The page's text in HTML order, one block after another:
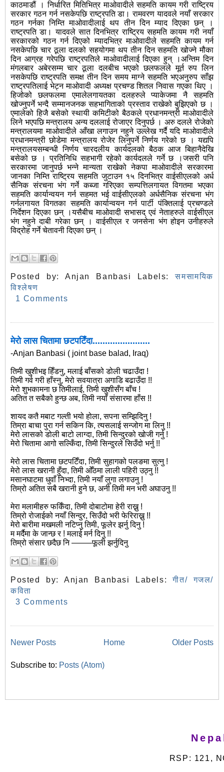
काठमाडौं । निर्धारित मितिभित्र माओवादीले सहमति कायम गरी राष्ट्रिय
सरकार गठन गर्न नसकेपछि राष्ट्रपति डा। रामवरण यादवले नयाँ सरकार
गठन गर्नका निम्ति माओवादीलाई थप तीन दिन म्याद दिएका छन् ।
राष्ट्रपति डा। यादवले सात दिनभित्र राष्ट्रिय सहमति कायम गरी नयाँ
सरकारको गठन गर्न दिएको म्यादभित्र माओवादीले सहमति कायम गर्न
नसकेपछि चार ठूला दलको सहयोगमा थप तीन दिन सहमति खोज्ने मौका
दिन आग्रह गरेपछि राष्ट्रपतिले माओवादीलाई दिएका हुन् ।अन्तिम दिन
मंगलबार अबेरसम्म चार ठूला दलबीच भएको छलफलले मूर्त रुप लिन
नसकेपछि राष्ट्रपति समक्ष तीन दिन समय माग्ने सहमति भएअनुरुप साँझ
राष्ट्रपतिलाई भेट्न माओवादी अध्यक्ष प्रचण्ड शितल निवास गएका थिए ।
हिजोको छलफलमा एमालेलगायतका दलहरुले प्याकेजमा नै सहमति
खोज्नुपर्ने भन्दै सम्मानजनक सहभागिताको प्रस्ताव राखेको बुझिएको छ ।
एमालेको हिजै बसेको स्थायी कमिटीको बैठकले प्रधानमन्त्री माओवादीले
लिने भएपछि मन्त्रालय अन्य दललाई रोजाएर दिनुपर्छ । अरु दलले रोजेको
मन्त्रालयमा माओवादीले आँखा लगाउन नहुने उल्लेख गर्दै यदि माओवादीले
प्रधानमन्त्री छोडेमा मन्त्रालय रोजेर लिनुपर्ने निर्णय गरेको छ । यद्यपि
मन्त्रालयसम्बन्धी निर्णय चारदलीय कार्यदलको बैठक आज बिहानैदेखि
बसेको छ । प्रतिनिधि सहभागी रहेको कार्यदलले गर्ने छ ।जसरी पनि
सरकारमा जानुपर्छ भन्ने मान्यता राखेको नेकपा माओवादीले सरकारमा
जानका निम्ति राष्ट्रिय सहमति जुटाउन १५ दिनभित्र वाईसीएलको अर्ध
सैनिक संरचना भंग गर्ने कब्जा गरिएका सम्पत्तिलगायत विगतमा भएका
सहमति कार्यान्वयन गर्न सहमत भई वाईसीएलको अर्धसैनिक संरचना भंग
गर्नलगायत विगतका सहमति कार्यान्वयन गर्न पार्टी पंक्तिलाई प्रचण्डले
निर्देशन दिएका छन् ।यसैबीच माओवादी सभासद् एवं नेताहरुले वाईसीएल
भंग नहुने दाबी गरेका छन् । वाईसीएल र जनसेना भंग होइन उनीहरुले
विद्रोह गर्ने चेतावनी दिएका छन् ।
Posted by:Anjan Banbasi Labels:समसामयिक
विश्लेषण
1 Comments
मेरो लास चितामा छटपटिँदा.......................
-Anjan Banbasi ( joint base balad, Iraq)
तिमी खुशीभइ हिँडनु, मलाई बाँसको डोली चढाउँदा !
तिमी गर्व गरी हाँस्नु, मेरो सवयात्रा अगाडि बढाउँदा !!
मेरो शुभकामना छ तिमीलाई, तिमी खुशीसँग बाँच !
अतित त सबैको हुन्छ अब, तिमी नयाँ संसारमा हाँस !!
शायद कतै मबाट गल्ती भयो होला, सपना सम्झिदिनु !
तिम्रा बाचा पुरा गर्न सकिन कि, त्यसलाई सन्जोग मा लिनु !!
मेरो लासको डोली बाटो लाग्दा, तिमी सिन्दुरको खोजी गर्नु !
मेरो चितामा आगो सल्किँदा, तिमी सिन्दुरले सिउँदो भर्नु !!
मेरो लास चितामा छटपटिँदा, तिमी सुहागको पलङमा सुत्नु !
मेरो लास खरानी हुँदा, तिमी ओँठमा लाली पहिरी उठ्नु !!
मसानघाटमा धुवाँ निभ्दा, तिमी नयाँ लुगा लगाउनु !
तिम्रो अतित सबै खरानी हुने छ, अनी तिमी मन भरी अघाउनु !!
मेरा मलामीहरु फर्किँदा, तिमी दोबाटोमा हेरी राख्नु !
तिम्रो रोजाईको नयाँ सिन्दुर, सिउँदो भरी फेरिराख्नु !!
मेरो बारीमा मखमली नटिप्नु तिमी, फूलेर झर्नु दिनु !
म मर्दैमा के जान्छ र ! मलाई मर्न दिनु !!
तिम्रो संसार छदैछ नि ——–फूली झर्नुदिनु
Posted by:Anjan Banbasi Labels:गीत/ गजल/
कविता
3 Comments
Newer Posts Older Posts
Home
Subscribe to: Posts (Atom)
RSP: 121,